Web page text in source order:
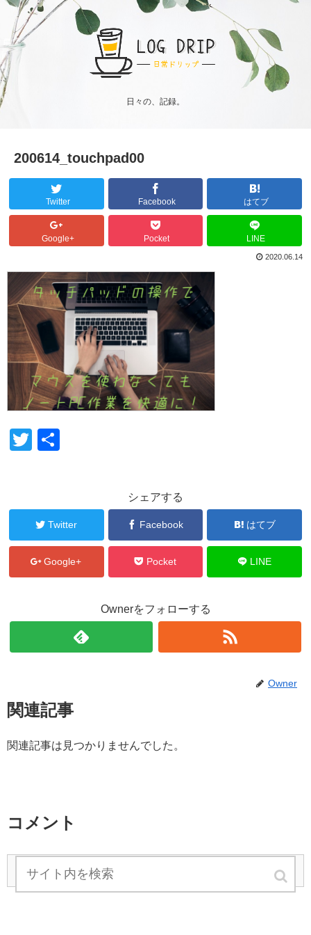
日々の、記録。
200614_touchpad00
Twitter Facebook はてブ
Google+ Pocket LINE
2020.06.14
T
er
シェアする
Twitter Facebook はてブ
Google+ Pocket LINE
Ownerをフォローする
Owner
関連記事
関連記事は見つかりませんでした。
コメント
コメントを書き込む